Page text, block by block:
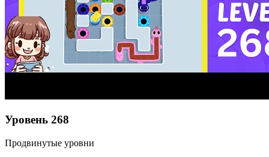
Уровень 268
Продвинутые уровни